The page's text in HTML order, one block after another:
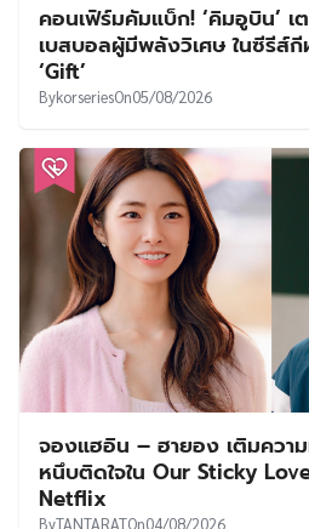
คอนเฟิร์มคัมแบ็ก! ‘คิมอูบิน’ เ
เบสบอลผู้มีพลังวิเศษ ในซีรีส์กี
‘Gift’
BykorseriesOn05/08/2026
จองแฮอิน – ฮายอง เติมความ
หนึบติดใจใน Our Sticky
Netflix
ByTANTARATOn04/08/2026